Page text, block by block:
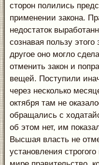
сторон полились
применении закона.
недостаток
сознавая пользу
другое оно могло
отменить закон и
вещей. Поступили
через несколько
октября там не
обращались с
об этом нет, им
Высшая власть не
установления